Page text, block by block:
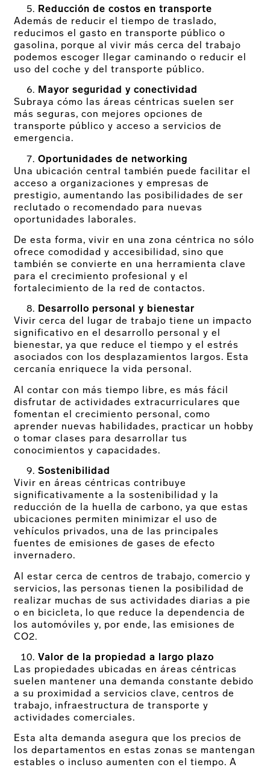
Reducción de costos en transporte
Además de reducir el tiempo de traslado,
reducimos el gasto en transporte público o
gasolina, porque al vivir más cerca del trabajo
podemos escoger llegar caminando o reducir el
uso del coche y del transporte público.
Mayor seguridad y conectividad
Subraya cómo las áreas céntricas suelen ser
más seguras, con mejores opciones de
transporte público y acceso a servicios de
emergencia.
Oportunidades de networking
Una ubicación central también puede facilitar el
acceso a organizaciones y empresas de
prestigio, aumentando las posibilidades de ser
reclutado o recomendado para nuevas
oportunidades laborales.
De esta forma, vivir en una zona céntrica no sólo
ofrece comodidad y accesibilidad, sino que
también se convierte en una herramienta clave
para el crecimiento profesional y el
fortalecimiento de la red de contactos.
Desarrollo personal y bienestar
Vivir cerca del lugar de trabajo tiene un impacto
significativo en el desarrollo personal y el
bienestar, ya que reduce el tiempo y el estrés
asociados con los desplazamientos largos. Esta
cercanía enriquece la vida personal.
Al contar con más tiempo libre, es más fácil
disfrutar de actividades extracurriculares que
fomentan el crecimiento personal, como
aprender nuevas habilidades, practicar un hobby
o tomar clases para desarrollar tus
conocimientos y capacidades.
Sostenibilidad
Vivir en áreas céntricas contribuye
significativamente a la sostenibilidad y la
reducción de la huella de carbono, ya que estas
ubicaciones permiten minimizar el uso de
vehículos privados, una de las principales
fuentes de emisiones de gases de efecto
invernadero.
Al estar cerca de centros de trabajo, comercio y
servicios, las personas tienen la posibilidad de
realizar muchas de sus actividades diarias a pie
o en bicicleta, lo que reduce la dependencia de
los automóviles y, por ende, las emisiones de
CO2.
Valor de la propiedad a largo plazo
Las propiedades ubicadas en áreas céntricas
suelen mantener una demanda constante debido
a su proximidad a servicios clave, centros de
trabajo, infraestructura de transporte y
actividades comerciales.
Esta alta demanda asegura que los precios de
los departamentos en estas zonas se mantengan
estables o incluso aumenten con el tiempo. A